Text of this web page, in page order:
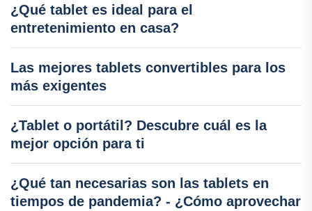
¿Qué tablet es ideal para el
entretenimiento en casa?
Las mejores tablets convertibles para los
más exigentes
¿Tablet o portátil? Descubre cuál es la
mejor opción para ti
¿Qué tan necesarias son las tablets en
tiempos de pandemia? - ¿Cómo aprovechar